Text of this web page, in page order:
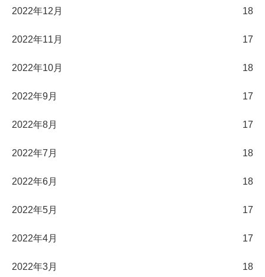
2022年12月 18
2022年11月 17
2022年10月 18
2022年9月 17
2022年8月 17
2022年7月 18
2022年6月 18
2022年5月 17
2022年4月 17
2022年3月 18